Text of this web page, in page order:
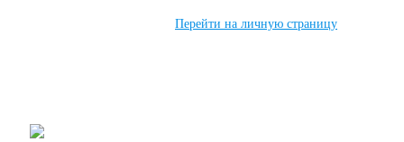
Перейти на личную страницу